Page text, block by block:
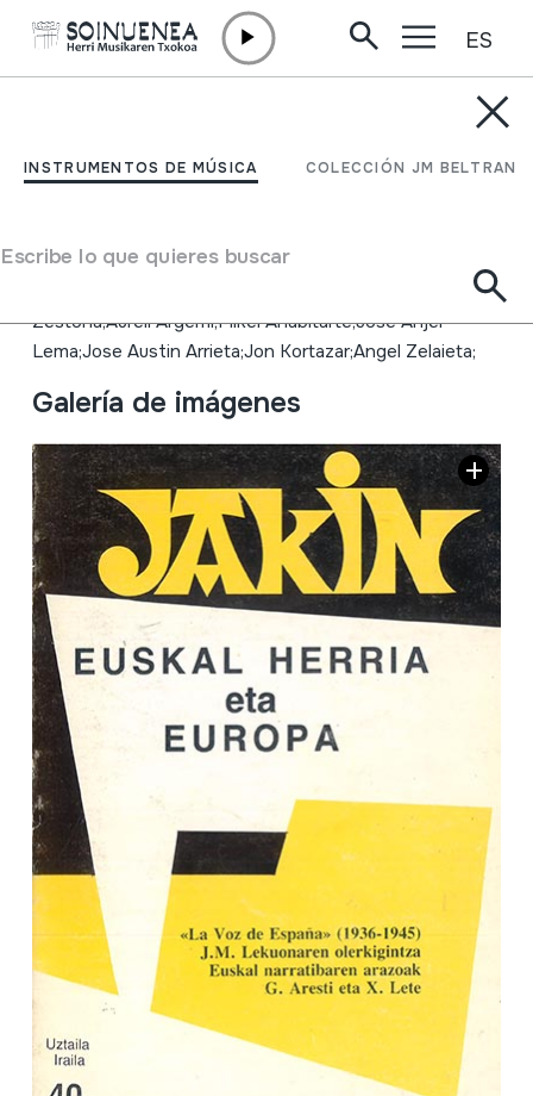
INSTRUMENTOS DE MÚSICA COLECCIÓN JM BELTRAN
Escribe lo que quieres buscar
ES
JAKIN; Euskal Herria eta
Autor
Zestona;Aureli Argemí;Mikel Anabitarte;Jose Anjel
Lema;Jose Austin Arrieta;Jon Kortazar;Angel Zelaieta;
Galería de imágenes